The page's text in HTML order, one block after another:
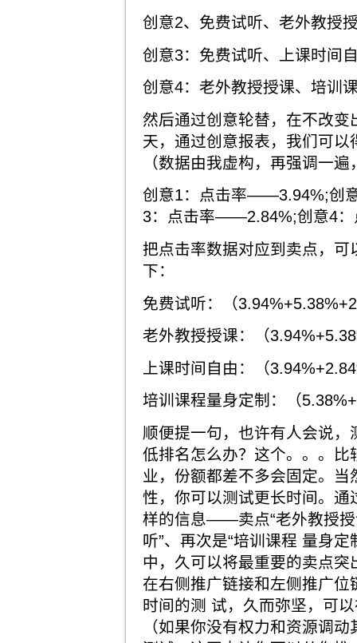
创意2、免费试听、老外教授
创意3：免费试听、上课时间
创意4：老外教授授课、培训
然后通过创意轮替，在不改
天，通过创意报表，我们可
（数据由我虚构，再强调一
创意1：点击率——3.94%;创
3：点击率——2.84%;创意4
把点击率数据对应到卖点，
下：
免费试听：（
老外教授授课：（
上课时间自由：（
培训课程量身定制：（
顺便提一句，也许有人会说
低排名怎么办？这个。。。
业，份额都差不多会固定。
性，你可以测试更长时间。
样的信息——卖点“老外教授授
听”、再次是“培训课程 量身
中，久可以将最重要的卖点
在右侧推广链接和左侧推广
时间的测 试，久而弥坚，可
（如果你没有权力和资源调